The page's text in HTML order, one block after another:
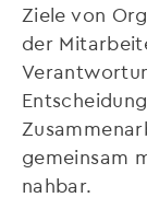
Ziele von
der
gemeinsam
nahbar.